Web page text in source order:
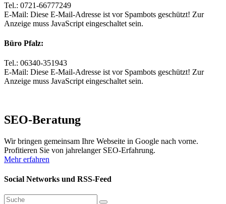
Tel.: 0721-66777249
E-Mail: Diese E-Mail-Adresse ist vor Spambots geschützt! Zur
Anzeige muss JavaScript eingeschaltet sein.
Büro Pfalz:
Tel.: 06340-351943
E-Mail: Diese E-Mail-Adresse ist vor Spambots geschützt! Zur
Anzeige muss JavaScript eingeschaltet sein.
SEO-Beratung
Wir bringen gemeinsam Ihre Webseite in Google nach vorne.
Profitieren Sie von jahrelanger SEO-Erfahrung.
Mehr erfahren
Social Networks und RSS-Feed